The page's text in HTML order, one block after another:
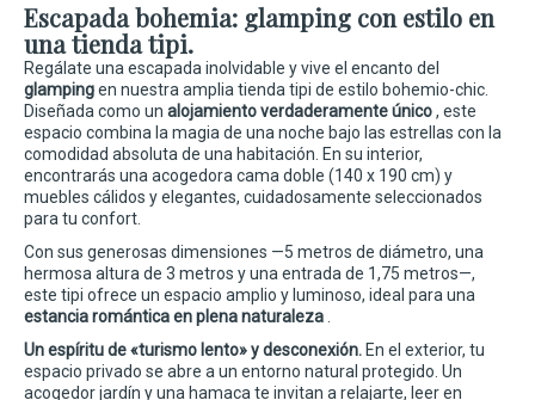
Escapada bohemia: glamping con estilo en
una tienda tipi.
Regálate una escapada inolvidable y vive el encanto del
glampingen nuestra amplia tienda tipi de estilo bohemio-chic.
Diseñada como un alojamiento verdaderamente único, este
espacio combina la magia de una noche bajo las estrellas con la
comodidad absoluta de una habitación. En su interior,
encontrarás una acogedora cama doble (140 x 190 cm) y
muebles cálidos y elegantes, cuidadosamente seleccionados
para tu confort.
Con sus generosas dimensiones —5 metros de diámetro, una
hermosa altura de 3 metros y una entrada de 1,75 metros—,
este tipi ofrece un espacio amplio y luminoso, ideal para una
estancia romántica en plena naturaleza .
Un espíritu de «turismo lento» y desconexión. En el exterior, tu
espacio privado se abre a un entorno natural protegido. Un
acogedor jardín y una hamaca te invitan a relajarte, leer en